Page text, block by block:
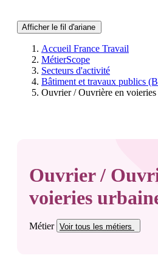
Afficher le fil d'ariane
Accueil France Travail
MétierScope
Secteurs d'activité
Bâtiment et travaux publics
Ouvrier / Ouvrière en voieries
Ouvrier /
voieries
Métier Voir tous les métiers